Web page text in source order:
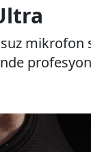
mikrofon